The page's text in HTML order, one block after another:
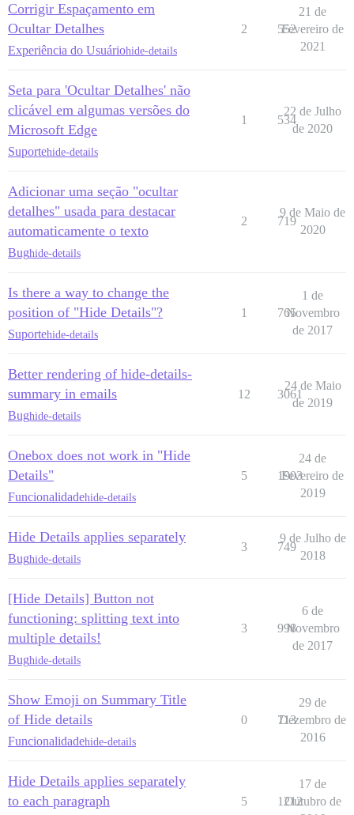
Corrigir Espaçamento em
Ocultar Detalhes
Experiência do Usuáriohide-details
2 552
21 de
Fevereiro de
2021
Seta para 'Ocultar Detalhes' não
clicável em algumas versões do
Microsoft Edge
Suportehide-details
1 534
22 de Julho
de 2020
Adicionar uma seção "ocultar
detalhes" usada para destacar
automaticamente o texto
Bughide-details
2 719
9 de Maio de
2020
Is there a way to change the
position of "Hide Details"?
Suportehide-details
1 765
1 de
Novembro
de 2017
Better rendering of hide-details-
summary in emails
Bughide-details
12 3061
24 de Maio
de 2019
Onebox does not work in "Hide
Details"
Funcionalidadehide-details
5 1903
24 de
Fevereiro de
2019
Hide Details applies separately
Bughide-details
3 749
9 de Julho de
2018
[Hide Details] Button not
functioning: splitting text into
multiple details!
Bughide-details
3 998
6 de
Novembro
de 2017
Show Emoji on Summary Title
of Hide details
Funcionalidadehide-details
0 713
29 de
Dezembro de
2016
Hide Details applies separately
to each paragraph
5 1212
17 de
Outubro de